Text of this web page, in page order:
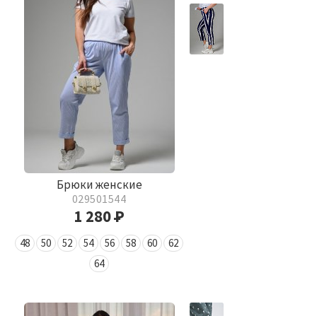
Брюки женские
029501544
1 280Р
48 50 52 54 56 58 60
62
64